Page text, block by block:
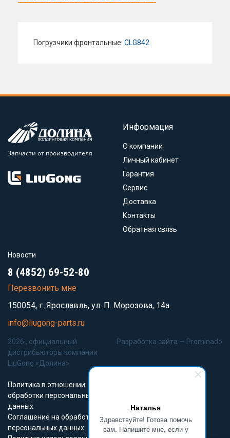
Наталья
Здравствуйте! Готова помочь
вам. Напишите мне, если у
Погрузчики фронтальные: CLG842
Запчасти от производителя
Информация
О компании
Личный кабинет
Гарантия
Сервис
Доставка
Контакты
Обратная связь
Новости
8 (4852) 69-52-80
Перезвонить мне
150054, г. Ярославль, ул. П. Морозова, 14а
info@liugong-parts.ru
2026 , официальный
дистрибьюторы компании
LiuGong «Долина»
Политика в отношении
обработки персональных
данных
Соглашение на обработку
персональных данных
Разработка сайта — Prominado